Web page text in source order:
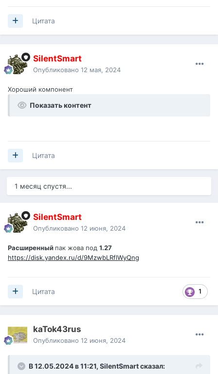
Цитата
SilentSmart
Опубликовано 12 мая, 2024
Хороший компонент
Показать контент
Цитата
1 месяц спустя...
SilentSmart
Опубликовано 12 июня, 2024
Расширенный пак жова под 1.27
https://disk.yandex.ru/d/9MzwbLRflWyQng
1
Цитата
kaTok43rus
Опубликовано 12 июня, 2024
В 12.05.2024 в 11:21, SilentSmartсказал: